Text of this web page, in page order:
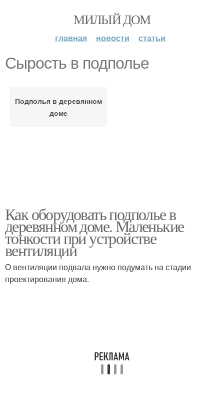
МИЛЫЙ ДОМ
главная новости статьи
Сырость в подполье
Подполья в деревянном
доме
Как оборудовать подполье в
деревянном доме. Маленькие
тонкости при устройстве
вентиляции
О вентиляции подвала нужно подумать на стадии
проектирования дома.